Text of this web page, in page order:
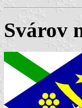
Svárov